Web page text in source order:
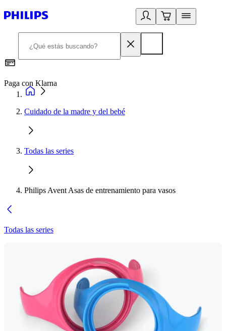
Paga con Klarna
Cuidado de la madre y del bebé
Todas las series
Philips Avent Asas de entrenamiento para vasos
Todas las series